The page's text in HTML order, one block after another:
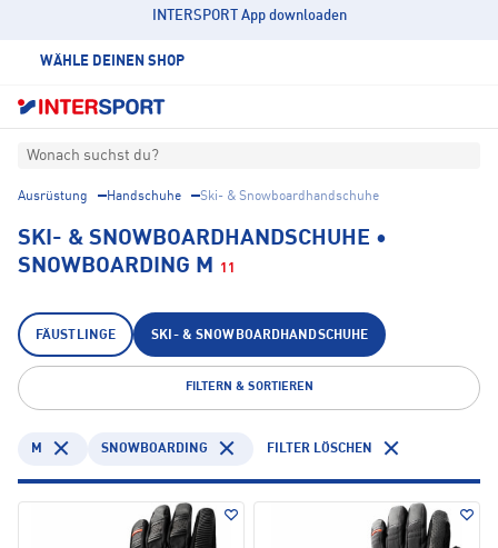
INTERSPORT App downloaden
WÄHLE DEINEN SHOP
Wonach suchst du?
Ausrüstung Handschuhe Ski- & Snowboardhandschuhe
SKI- & SNOWBOARDHANDSCHUHE •
SNOWBOARDING M
11
FÄUSTLINGE SKI- & SNOWBOARDHANDSCHUHE
FILTERN & SORTIEREN
M SNOWBOARDING FILTER LÖSCHEN